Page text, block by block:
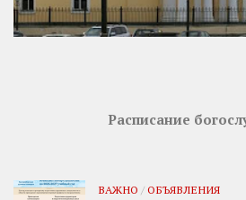
Расписание
ВАЖНО / ОБЪЯВЛЕНИЯ